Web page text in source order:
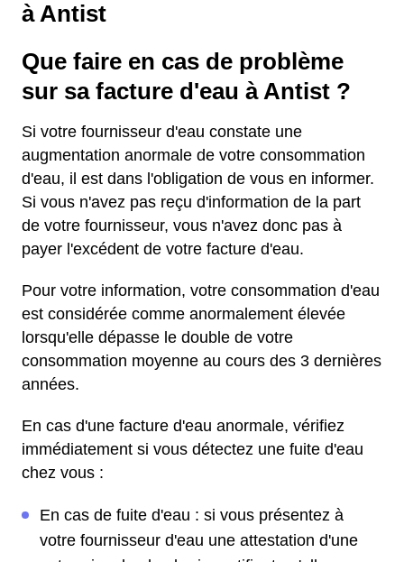
à Antist
Que faire en cas de problème
sur sa facture d'eau à Antist ?
Si votre fournisseur d'eau constate une
augmentation anormale de votre consommation
d'eau, il est dans l'obligation de vous en informer.
Si vous n'avez pas reçu d'information de la part
de votre fournisseur, vous n'avez donc pas à
payer l'excédent de votre facture d'eau.
Pour votre information, votre consommation d'eau
est considérée comme anormalement élevée
lorsqu'elle dépasse le double de votre
consommation moyenne au cours des 3 dernières
années.
En cas d'une facture d'eau anormale, vérifiez
immédiatement si vous détectez une fuite d'eau
chez vous :
En cas de fuite d'eau : si vous présentez à
votre fournisseur d'eau une attestation d'une